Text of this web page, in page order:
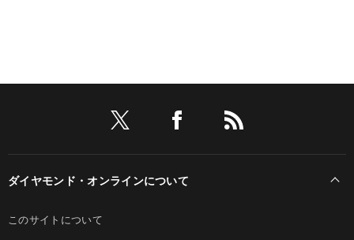
ダイヤモンド・オンラインについて
このサイトについて